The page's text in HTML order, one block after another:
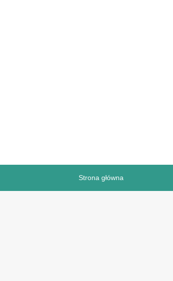
Strona główna